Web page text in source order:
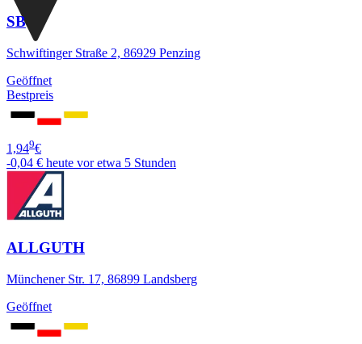
SB
Schwiftinger Straße 2, 86929 Penzing
Geöffnet
Bestpreis
1,949€
-0,04 € heute vor etwa 5 Stunden
ALLGUTH
Münchener Str. 17, 86899 Landsberg
Geöffnet